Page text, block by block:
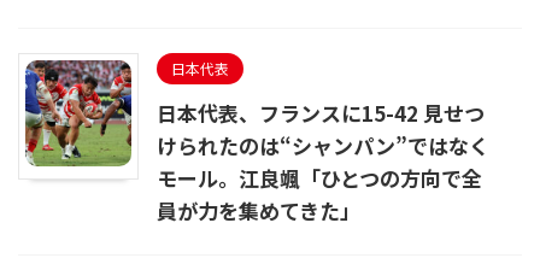
日本代表
日本代表、フランスに15-42 見せつ
けられたのは“シャンパン”ではなく
モール。江良颯「ひとつの方向で全
員が力を集めてきた」